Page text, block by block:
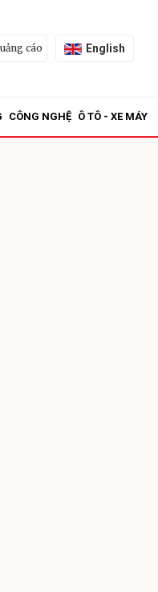
cáo English
CÔNG NGHỆ Ô TÔ - XE MÁY